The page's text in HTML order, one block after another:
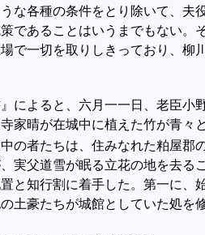
な各種の条件をとり除いて、夫
であることはいうまでもない
で一切を取りしきっており、柳
によると、六月一一日、老臣小
家晴が在城中に植えた竹が青々
の者たちは、住みなれた粕屋
実父道雪が眠る立花の地を去る
と知行割に着手した。第一に、
土豪たちが城館としていた処